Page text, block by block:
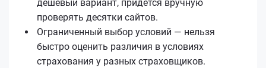
дешёвый вариант, придётся вручную
проверять десятки сайтов.
Ограниченный выбор условий — нельзя
быстро оценить различия в условиях
страхования у разных страховщиков.